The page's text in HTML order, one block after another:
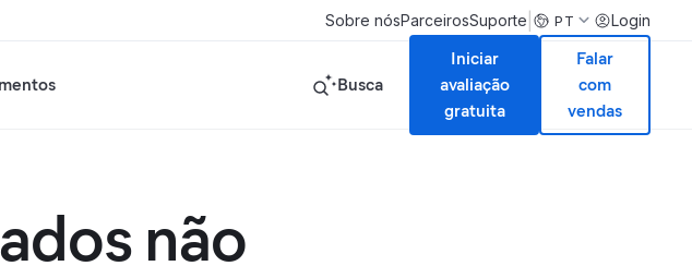
Sobre nósParceirosSuporte PT Login
Busca
Iniciar
avaliação
gratuita
Falar
com
vendas
não